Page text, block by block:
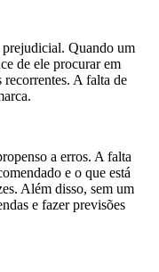
prejudicial. Quando um
de ele procurar em
recorrentes. A falta de
a erros. A falta
e o que está
Além disso, sem um
e fazer previsões